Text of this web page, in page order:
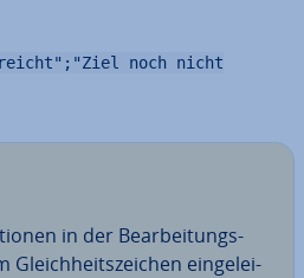
noch nicht
in der Be­ar­bei­tungs­
Gleich­heits­zei­chen ein­ge­lei­